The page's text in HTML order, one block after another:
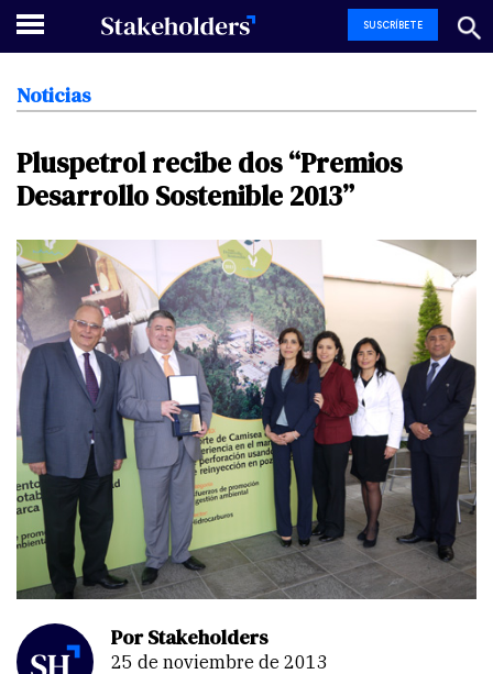
SUSCRÍBETE
Noticias
Pluspetrol recibe dos “Premios
Desarrollo Sostenible 2013”
Por Stakeholders
25 de noviembre de 2013